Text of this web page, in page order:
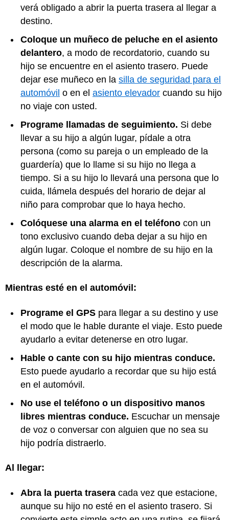
verá obligado a abrir la puerta trasera al llegar a
destino.
Coloque un muñeco de peluche en el asiento
delantero, a modo de recordatorio, cuando su
hijo se encuentre en el asiento trasero. Puede
dejar ese muñeco en la silla de seguridad para el
automóvil o en el asiento elevador cuando su hijo
no viaje con usted.
Programe llamadas de seguimiento. Si debe
llevar a su hijo a algún lugar, pídale a otra
persona (como su pareja o un empleado de la
guardería) que lo llame si su hijo no llega a
tiempo. Si a su hijo lo llevará una persona que lo
cuida, llámela después del horario de dejar al
niño para comprobar que lo haya hecho.
Colóquese una alarma en el teléfono con un
tono exclusivo cuando deba dejar a su hijo en
algún lugar. Coloque el nombre de su hijo en la
descripción de la alarma.
Mientras esté en el automóvil:
Programe el GPS para llegar a su destino y use
el modo que le hable durante el viaje. Esto puede
ayudarlo a evitar detenerse en otro lugar.
Hable o cante con su hijo mientras conduce.
Esto puede ayudarlo a recordar que su hijo está
en el automóvil.
No use el teléfono o un dispositivo manos
libres mientras conduce. Escuchar un mensaje
de voz o conversar con alguien que no sea su
hijo podría distraerlo.
Al llegar:
Abra la puerta trasera cada vez que estacione,
aunque su hijo no esté en el asiento trasero. Si